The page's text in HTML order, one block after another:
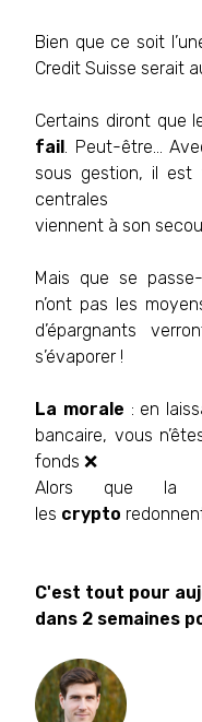
Bien que ce soit
Credit Suisse serait
Certains diront que
fail . Peut-être…
sous gestion, il est
centrales
viennent à son
Mais que se
n’ont pas les
d’épargnants
s’évaporer !
La morale : en
bancaire, vous
fonds ❌
Alors que la
les crypto
C'est tout pour
dans 2 semaines